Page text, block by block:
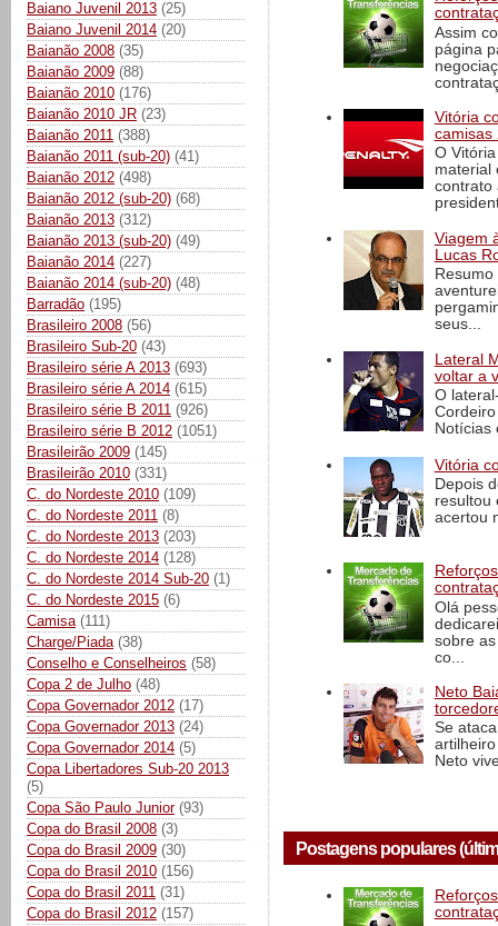
Baiano Juvenil 2013 (25)
Baiano Juvenil 2014 (20)
Baianão 2008 (35)
Baianão 2009 (88)
Baianão 2010 (176)
Baianão 2010 JR (23)
Baianão 2011 (388)
Baianão 2011 (sub-20) (41)
Baianão 2012 (498)
Baianão 2012 (sub-20) (68)
Baianão 2013 (312)
Baianão 2013 (sub-20) (49)
Baianão 2014 (227)
Baianão 2014 (sub-20) (48)
Barradão (195)
Brasileiro 2008 (56)
Brasileiro Sub-20 (43)
Brasileiro série A 2013 (693)
Brasileiro série A 2014 (615)
Brasileiro série B 2011 (926)
Brasileiro série B 2012 (1051)
Brasileirão 2009 (145)
Brasileirão 2010 (331)
C. do Nordeste 2010 (109)
C. do Nordeste 2011 (8)
C. do Nordeste 2013 (203)
C. do Nordeste 2014 (128)
C. do Nordeste 2014 Sub-20 (1)
C. do Nordeste 2015 (6)
Camisa (111)
Charge/Piada (38)
Conselho e Conselheiros (58)
Copa 2 de Julho (48)
Copa Governador 2012 (17)
Copa Governador 2013 (24)
Copa Governador 2014 (5)
Copa Libertadores Sub-20 2013
(5)
Copa São Paulo Junior (93)
Copa do Brasil 2008 (3)
Copa do Brasil 2009 (30)
Copa do Brasil 2010 (156)
Copa do Brasil 2011 (31)
Copa do Brasil 2012 (157)
Assim
página
Vitória
camisas
O
material
contrato
Viagem
Lucas
seus...
Lateral
voltar a
O
Notícias
Vitória
Depois
resultou
acertou
Olá
sobre
co...
Neto
Se
Neto
Postagens populares